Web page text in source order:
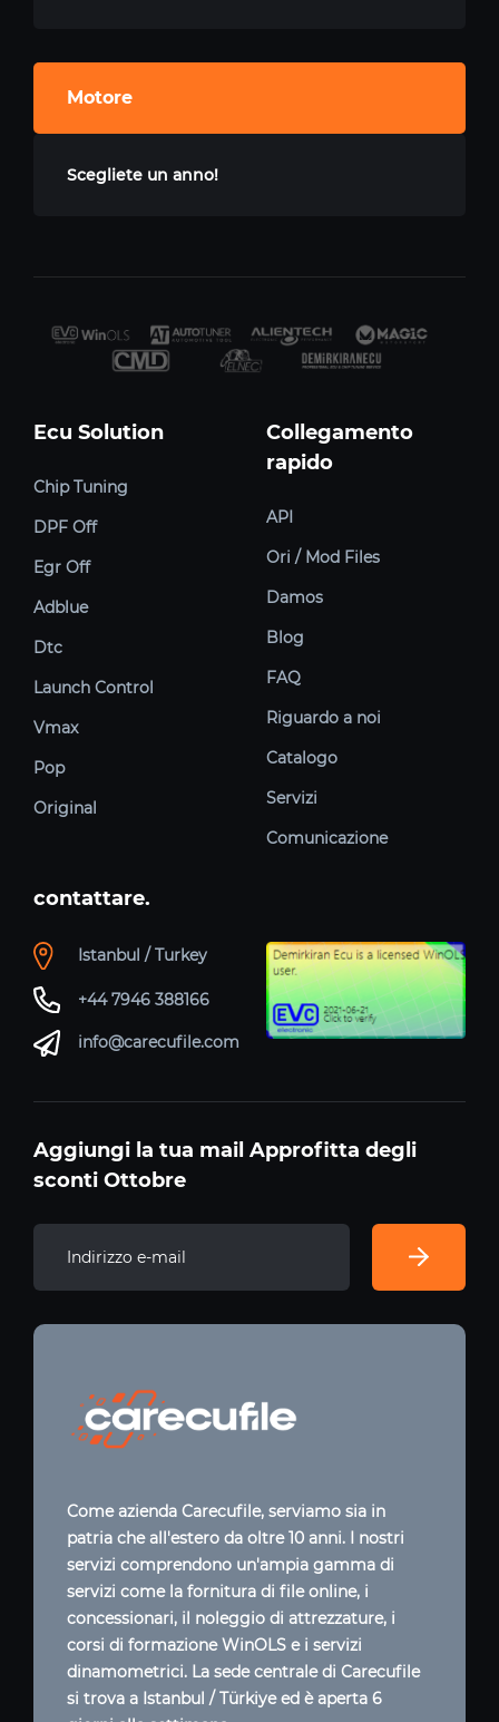
Motore
Scegliete un anno!
Ecu Solution
Chip Tuning
DPF Off
Egr Off
Adblue
Dtc
Launch Control
Vmax
Pop
Original
Collegamento
rapido
API
Ori / Mod Files
Damos
Blog
FAQ
Riguardo a noi
Catalogo
Servizi
Comunicazione
contattare.
Istanbul / Turkey
+44 7946 388166
info@carecufile.com
Aggiungi la tua mail Approfitta degli
sconti Ottobre
Come azienda Carecufile, serviamo sia in
patria che all'estero da oltre 10 anni. I nostri
servizi comprendono un'ampia gamma di
servizi come la fornitura di file online, i
concessionari, il noleggio di attrezzature, i
corsi di formazione WinOLS e i servizi
dinamometrici. La sede centrale di Carecufile
si trova a Istanbul / Türkiye ed è aperta 6